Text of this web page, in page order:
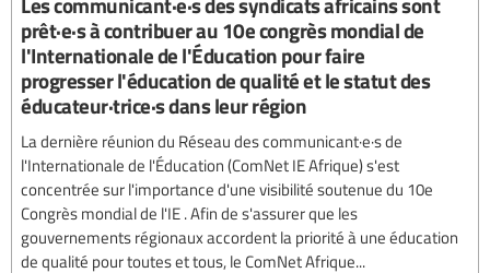
prêt·e·s à contribuer au 10e congrès mondial de
l'Internationale de l'Éducation pour faire
progresser l'éducation de qualité et le statut des
éducateur·trice·s dans leur région
La dernière réunion du Réseau des communicant·e·s de
l'Internationale de l'Éducation (ComNet IE Afrique) s'est
concentrée sur l'importance d'une visibilité soutenue du 10e
Congrès mondial de l'IE . Afin de s'assurer que les
gouvernements régionaux accordent la priorité à une éducation
de qualité pour toutes et tous, le ComNet Afrique...